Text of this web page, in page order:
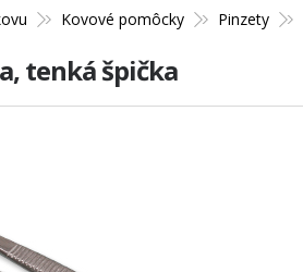
Kovové pomôcky Pinzety
tenká špička